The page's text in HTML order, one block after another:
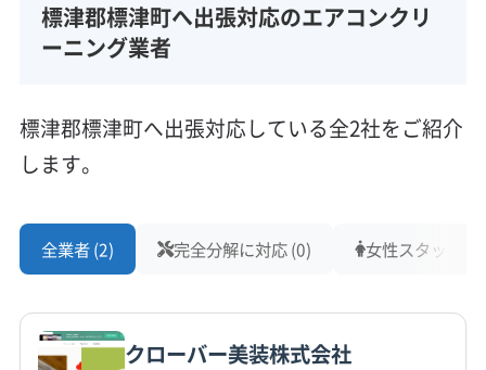
標津郡標津町へ出張対応のエアコンクリ
ーニング業者
標津郡標津町へ出張対応している全2社をご紹介
します。
全業者 (2) 完全分解に対応 (0) 女性スタッフ在
クローバー美装株式会社